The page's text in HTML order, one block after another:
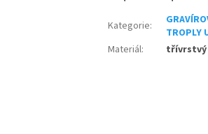
Kategorie:
TROPLY
Materiál: